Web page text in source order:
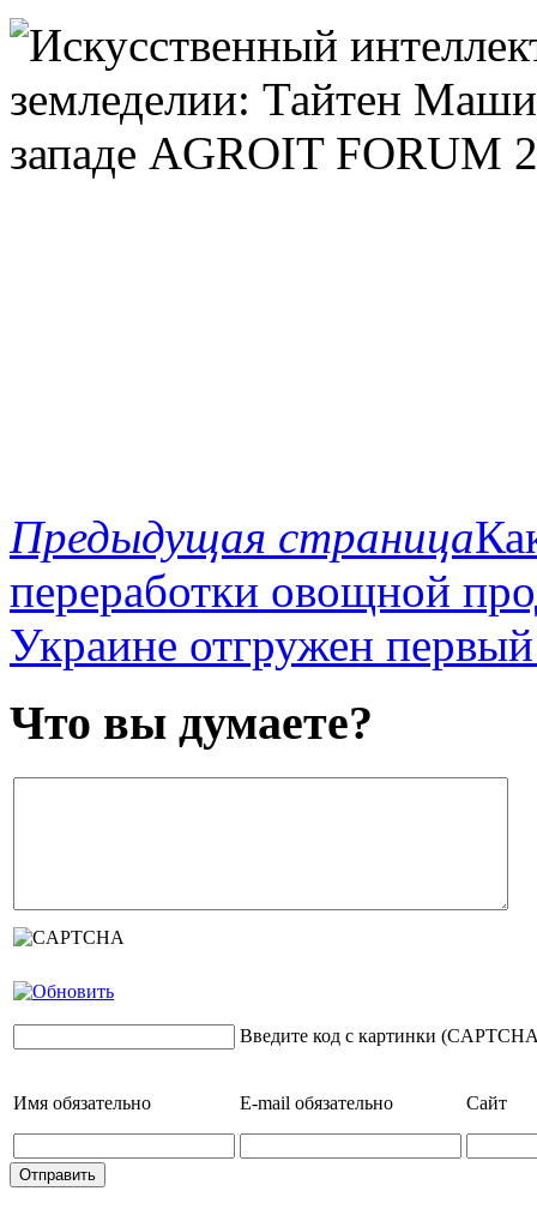
Предыдущая страница
переработки овощной
Украине отгружен
Что вы думаете?
Введите код с картинки
Имя обязательно E-mail обязательно Сайт